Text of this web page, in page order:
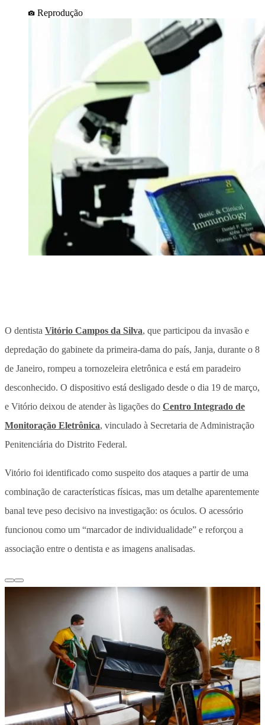
Reprodução
O dentista Vitório Campos da Silva, que participou da invasão e
depredação do gabinete da primeira-dama do país, Janja, durante o 8
de Janeiro, rompeu a tornozeleira eletrônica e está em paradeiro
desconhecido. O dispositivo está desligado desde o dia 19 de março,
e Vitório deixou de atender às ligações do Centro Integrado de
Monitoração Eletrônica, vinculado à Secretaria de Administração
Penitenciária do Distrito Federal.
Vitório foi identificado como suspeito dos ataques a partir de uma
combinação de características físicas, mas um detalhe aparentemente
banal teve peso decisivo na investigação: os óculos. O acessório
funcionou como um “marcador de individualidade” e reforçou a
associação entre o dentista e as imagens analisadas.